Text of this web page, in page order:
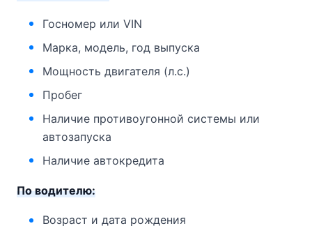
Госномер или VIN
Марка, модель, год выпуска
Мощность двигателя (л.с.)
Пробег
Наличие противоугонной системы или
автозапуска
Наличие автокредита
По водителю:
Возраст и дата рождения